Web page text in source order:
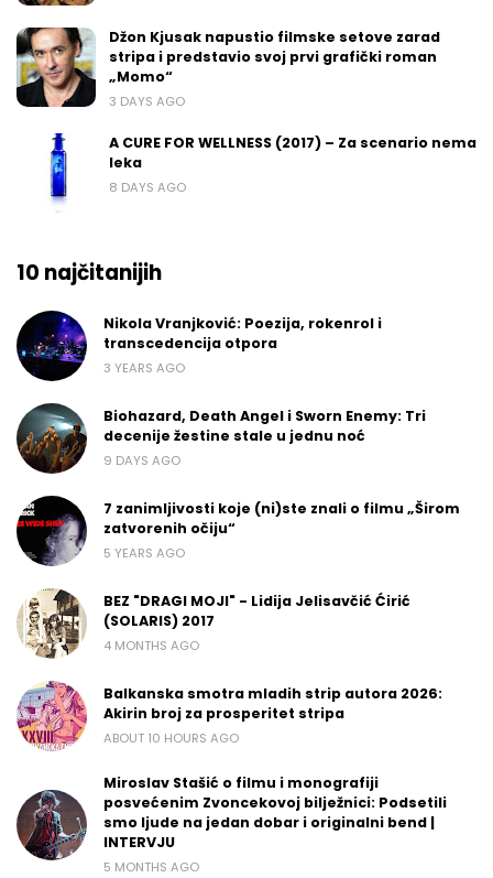
Džon Kjusak napustio filmske setove zarad
stripa i predstavio svoj prvi grafički roman
„Momo“
3 DAYS AGO
A CURE FOR WELLNESS (2017) – Za scenario nema
leka
8 DAYS AGO
10 najčitanijih
Nikola Vranjković: Poezija, rokenrol i
transcedencija otpora
3 YEARS AGO
Biohazard, Death Angel i Sworn Enemy: Tri
decenije žestine stale u jednu noć
9 DAYS AGO
7 zanimljivosti koje (ni)ste znali o filmu „Širom
zatvorenih očiju“
5 YEARS AGO
BEZ "DRAGI MOJI" - Lidija Jelisavčić Ćirić
(SOLARIS) 2017
4 MONTHS AGO
Balkanska smotra mladih strip autora 2026:
Akirin broj za prosperitet stripa
ABOUT 10 HOURS AGO
Miroslav Stašić o filmu i monografiji
posvećenim Zvoncekovoj bilježnici: Podsetili
smo ljude na jedan dobar i originalni bend |
INTERVJU
5 MONTHS AGO